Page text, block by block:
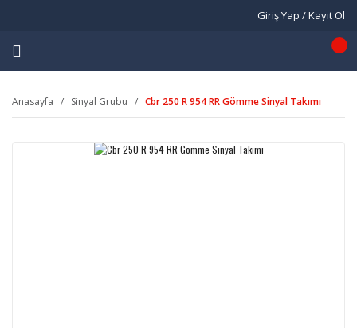
Giriş Yap / Kayıt Ol
Anasayfa Sinyal Grubu Cbr 250 R 954 RR Gömme Sinyal Takımı